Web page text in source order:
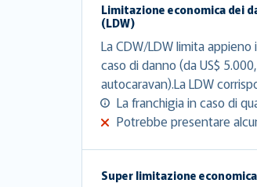
Limitazione economica dei
(LDW)
La CDW/LDW limita
caso di danno (da US$
autocaravan).La LDW
La franchigia in caso di
Potrebbe presentare
Super limitazione